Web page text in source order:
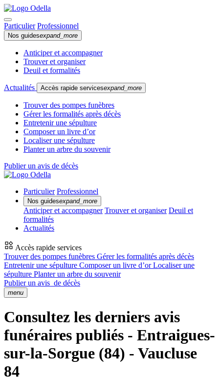
Particulier Professionnel
Nos guidesexpand_more
Anticiper et accompagner
Trouver et organiser
Deuil et formalités
Actualités Accès rapide servicesexpand_more
Trouver des pompes funèbres
Gérer les formalités après décès
Entretenir une sépulture
Composer un livre d’or
Localiser une sépulture
Planter un arbre du souvenir
Publier un avis de décès
Particulier Professionnel
Nos guidesexpand_more
Anticiper et accompagner Trouver et organiser Deuil et
formalités
Actualités
Accès rapide services
Trouver des pompes funèbres Gérer les formalités après décès
Entretenir une sépulture Composer un livre d’orLocaliser une
sépulture Planter un arbre du souvenir
Publier un avis de décès
menu
Consultez les derniers avis
funéraires publiés - Entraigues-
sur-la-Sorgue (84) - Vaucluse
84